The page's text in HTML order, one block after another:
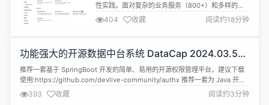
性实践。面对复杂的业务服务（800+）和多样的编
程语言，腾讯云某业务团队选择了 DeepFlow 作为
跨语言、无侵入的可观测技术。与其他技术（如
Hubble 和 Pixie）相比，DeepFlow 在数据指标、
择。引入 DeepFlow 后，腾讯云通过与现有系...
404 收藏 阅读约18分钟
功能强大的开源数据中台系统 DataCap 2024.03.5
发布
推荐一套基于 SpringBoot 开发的简单、易用的开源权限管理平台，建议下载
使用:https://github.com/devlive-community/authx 推荐一套为 Java 开发
人员提供方便易用的 SDK 来与目前提供服务的的 Open AI 进行交互组件：
https://github.com/devlive-community/open...
393 收藏 阅读约3分钟